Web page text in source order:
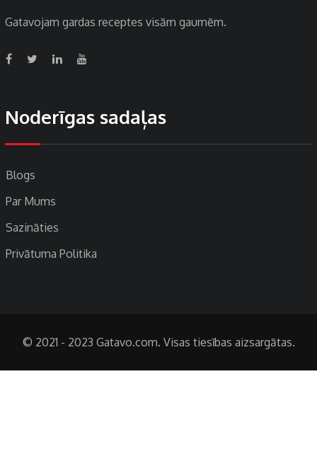
Gatavojam gardas receptes visām gaumēm.
Noderīgas sadaļas
Blogs
Par Mums
Sazināties
Privātuma Politika
© 2021 - 2023 Gatavo.com. Visas tiesības aizsargātas.